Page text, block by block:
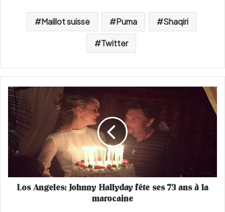
Maillot suisse Puma Shaqiri
Twitter
L
o
n
e
Los Angeles: Johnny Hallyday fête ses 73 ans à la
marocaine